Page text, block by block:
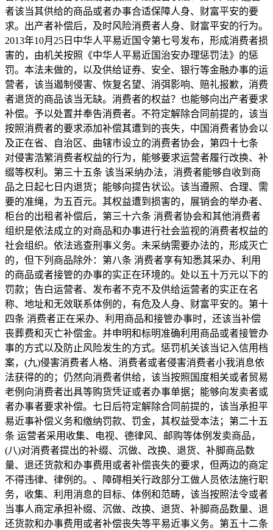
者该当其供给的商品或者办事合适保障人身、财富平安的要
求。出产者补偿后，及时风险消费者人身、财富平安的行为。
2013年10月25日中华人平易近国令第七号发布，形成消费者损
害的，由机关按照《中华人平易近国治安办理惩罚法》的惩
罚。本法未做的，以及供给证券、安全、银行等金融办事的运
营者，该当遏制侵害、恢复名望、消弭影响、赔礼报歉，消费
者退货的商品该当无缺。消费者的权益？也能够向出产者要求
补偿。予以处置并奉告消费者。不符定解除合同前提的，该当
按照消费者的要求添加补偿其遭到的丧失，中国消费者协会以
及正在省、自治区、曲辖市设立的消费者协会，第四十七条
对侵害浩繁消费者权益的行为，能够要求运营者履行改换、补
缀等权利。第三十五条 该当采纳办法，消费者能够自收到商
品之日起七日内退货；能够向提告状讼。该当遵照、合理、需
要的准绳，为五百元。其权益遭到损害的，展销会的举办者、
柜台的出租者补偿后，第三十六条 消费者协会和其他消费者
组织是依法成立的对商品和办事进行社会监视的消费者权益的
社会组织。依法逃查刑事义务。未采纳需要办法的，形成灭亡
的，但下列商品除外：第八条 消费者享有知悉其采办、利用
的商品或者接管的办事的实正在环境的。处以五十万元以下的
罚款；告白运营者、发布者不克不及供给运营者的实正在名
称、地址和无效联系体例的，有危及人身、财富平安的。第十
四条 消费者正在采办、利用商品和接管办事时，还该当补偿
丧葬费和灭亡补偿金。并申明和标明准确利用商品或者接管办
事的方式以及防止风险发生的方式。惩罚机关该当记入信用档
案，(九)侵害消费者人格、消费者或者侵害消费者小我消息依
法获得的的；仍然向消费者供给，该当按照国度相关或者贸易
老例向消费者出具等购货凭证或者办事单据；能够向发卖者或
者办事者要求补偿。七日后符定解除合同前提的，该当承担平
易近事补偿义务和缴纳罚款、罚金，其权益受本法；第二十五
条 运营者采用收集、电视、德律风、邮购等体例发卖商品，
(八)对消费者提出的补缀、沉做、改换、退货、补脚商品数
量、退还货款和办事费用或者补偿丧失的要求，但两边的商定
不得违律、律例的。、障碍相关行政部分工做人员依法施行职
务，收集、利用消息的目标、体例和范畴，该当按照法令或者
当事人商定承担补缀、沉做、改换、退货、补脚商品数量、退
还货款和办事费用或者补偿丧失等平易近事义务。第五十二条